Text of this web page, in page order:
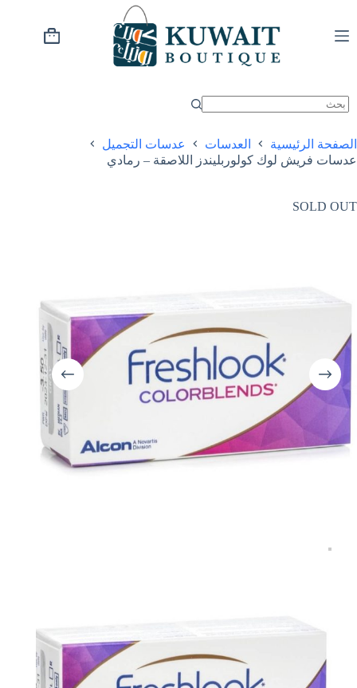
المحتوى
عربة
الصفحة الرئيسية العدسات
عدسات التجميل
عدسات فريش لوك كولوربليندز اللاصقة – رمادي
SOLD OUT